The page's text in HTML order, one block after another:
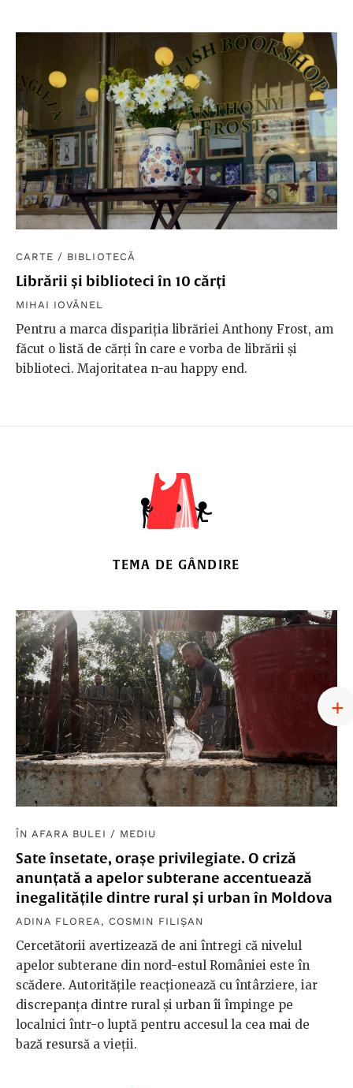
CARTE / BIBLIOTECĂ
Librării și biblioteci în 10 cărți
MIHAI IOVĂNEL
Pentru a marca dispariția librăriei Anthony Frost, am
făcut o listă de cărți în care e vorba de librării și
biblioteci. Majoritatea n-au happy end.
TEMA DE GÂNDIRE
ÎN AFARA BULEI / MEDIU
Sate însetate, orașe privilegiate. O criză
anunțată a apelor subterane accentuează
inegalitățile dintre rural și urban în Moldova
ADINA FLOREA , COSMIN FILIȘAN
Cercetătorii avertizează de ani întregi că nivelul
apelor subterane din nord-estul României este în
scădere. Autoritățile reacționează cu întârziere, iar
discrepanța dintre rural și urban îi împinge pe
localnici într-o luptă pentru accesul la cea mai de
bază resursă a vieții.